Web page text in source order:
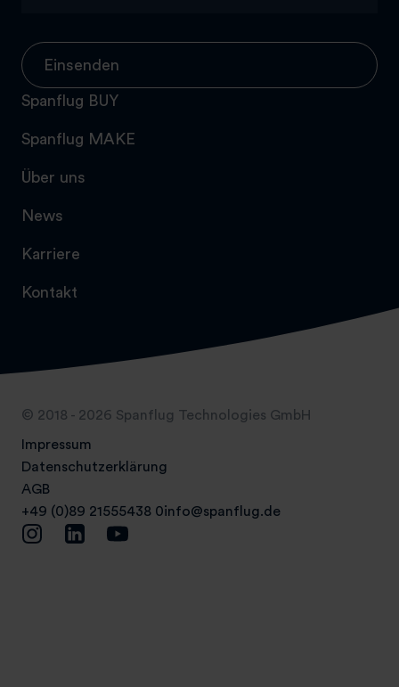
Einsenden
Spanflug BUY
Spanflug MAKE
Über uns
News
Karriere
Kontakt
© 2018 - 2026 Spanflug Technologies GmbH
Impressum
Datenschutzerklärung
AGB
+49 (0)89 21555438 0info@spanflug.de